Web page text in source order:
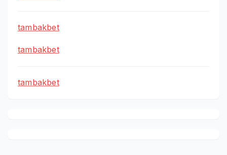
tambakbet
tambakbet
tambakbet